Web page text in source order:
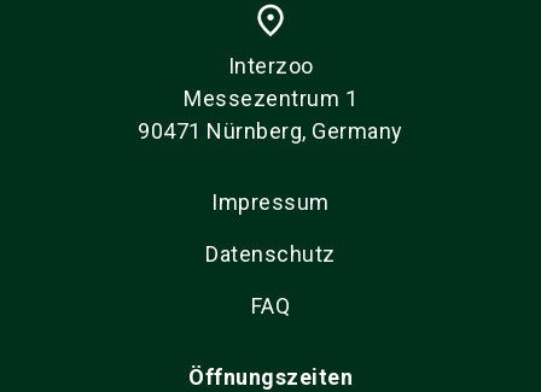
place
Interzoo
Messezentrum 1
90471 Nürnberg, Germany
Impressum
Datenschutz
FAQ
Öffnungszeiten